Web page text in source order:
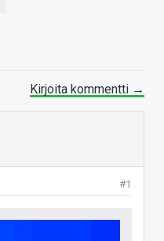
Kirjoita kommentti →
#1